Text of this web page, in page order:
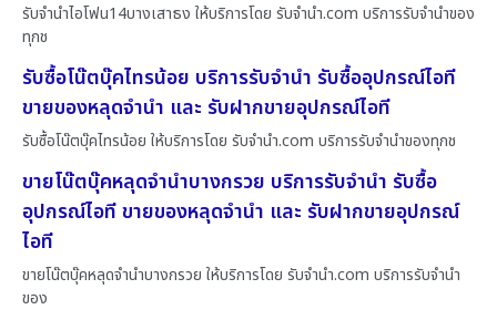
รับจำนำไอโฟน14บางเสาธง ให้บริการโดย รับจํานํา.com บริการรับจำนำของ
ทุกช
รับซื้อโน๊ตบุ๊คไทรน้อย บริการรับจำนำ รับซื้ออุปกรณ์ไอที
ขายของหลุดจำนำ และ รับฝากขายอุปกรณ์ไอที
รับซื้อโน๊ตบุ๊คไทรน้อย ให้บริการโดย รับจํานํา.com บริการรับจำนำของทุกช
ขายโน๊ตบุ๊คหลุดจำนำบางกรวย บริการรับจำนำ รับซื้อ
อุปกรณ์ไอที ขายของหลุดจำนำ และ รับฝากขายอุปกรณ์
ไอที
ขายโน๊ตบุ๊คหลุดจำนำบางกรวย ให้บริการโดย รับจํานํา.com บริการรับจำนำ
ของ